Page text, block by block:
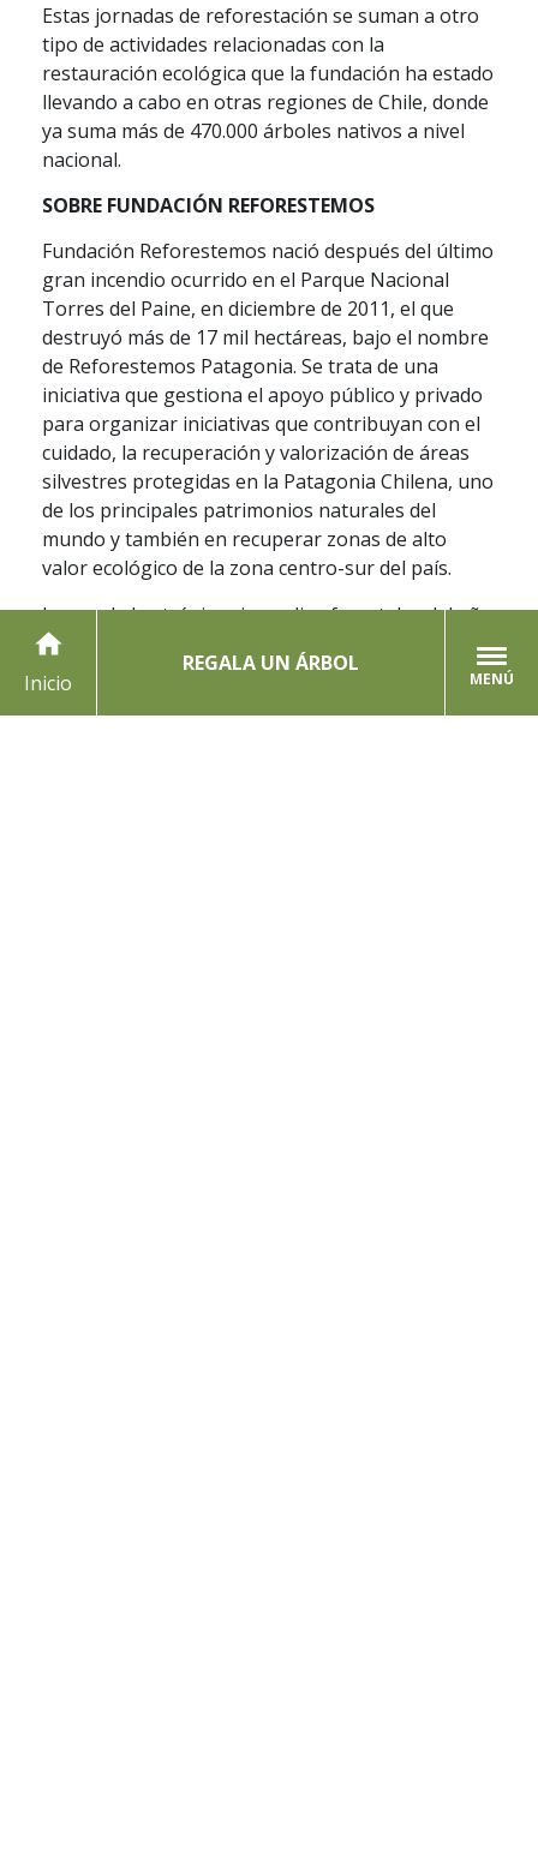
home
Inicio
REGALA UN ÁRBOL
MENÚ
Estas jornadas de reforestación se suman a otro
tipo de actividades relacionadas con la
restauración ecológica que la fundación ha estado
llevando a cabo en otras regiones de Chile, donde
ya suma más de 470.000 árboles nativos a nivel
nacional.
SOBRE FUNDACIÓN REFORESTEMOS
Fundación Reforestemos nació después del último
gran incendio ocurrido en el Parque Nacional
Torres del Paine, en diciembre de 2011, el que
destruyó más de 17 mil hectáreas, bajo el nombre
de Reforestemos Patagonia. Se trata de una
iniciativa que gestiona el apoyo público y privado
para organizar iniciativas que contribuyan con el
cuidado, la recuperación y valorización de áreas
silvestres protegidas en la Patagonia Chilena, uno
de los principales patrimonios naturales del
mundo y también en recuperar zonas de alto
valor ecológico de la zona centro-sur del país.
Luego de los trágicos incendios forestales del año
2017, la fundación vivió un proceso de expansión,
donde se definió su nueva identidad como